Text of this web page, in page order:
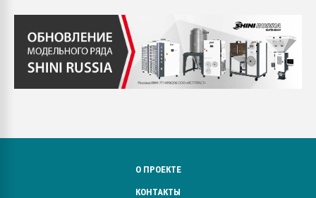
О ПРОЕКТЕ
КОНТАКТЫ